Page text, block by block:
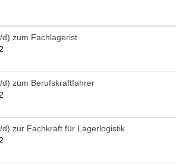
zum Fachlagerist
zum Berufskraftfahrer
zur Fachkraft für Lagerlogistik